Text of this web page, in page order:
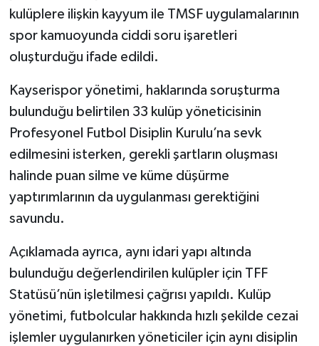
kulüplere ilişkin kayyum ile TMSF uygulamalarının
spor kamuoyunda ciddi soru işaretleri
oluşturduğu ifade edildi.
Kayserispor yönetimi, haklarında soruşturma
bulunduğu belirtilen 33 kulüp yöneticisinin
Profesyonel Futbol Disiplin Kurulu’na sevk
edilmesini isterken, gerekli şartların oluşması
halinde puan silme ve küme düşürme
yaptırımlarının da uygulanması gerektiğini
savundu.
Açıklamada ayrıca, aynı idari yapı altında
bulunduğu değerlendirilen kulüpler için TFF
Statüsü’nün işletilmesi çağrısı yapıldı. Kulüp
yönetimi, futbolcular hakkında hızlı şekilde cezai
işlemler uygulanırken yöneticiler için aynı disiplin